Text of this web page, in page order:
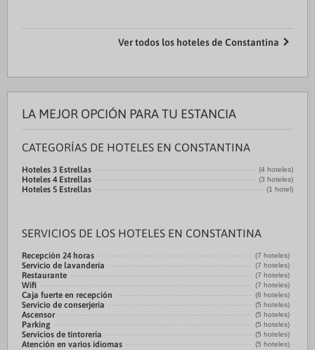
Ver todos los hoteles de Constantina
LA MEJOR OPCIÓN PARA TU ESTANCIA
CATEGORÍAS DE HOTELES EN CONSTANTINA
Hoteles 3 Estrellas (4 hoteles)
Hoteles 4 Estrellas (3 hoteles)
Hoteles 5 Estrellas (1 hotel)
SERVICIOS DE LOS HOTELES EN CONSTANTINA
Recepción 24 horas (7 hoteles)
Servicio de lavandería (7 hoteles)
Restaurante (7 hoteles)
Wifi (7 hoteles)
Caja fuerte en recepción (6 hoteles)
Servicio de conserjería (5 hoteles)
Ascensor (5 hoteles)
Parking (5 hoteles)
Servicios de tintorería (5 hoteles)
Atención en varios idiomas (5 hoteles)